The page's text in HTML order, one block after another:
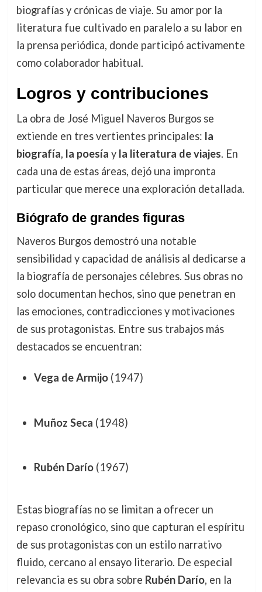
biografías y crónicas de viaje. Su amor por la
literatura fue cultivado en paralelo a su labor en
la prensa periódica, donde participó activamente
como colaborador habitual.
Logros y contribuciones
La obra de José Miguel Naveros Burgos se
extiende en tres vertientes principales: la
biografía, la poesía y la literatura de viajes. En
cada una de estas áreas, dejó una impronta
particular que merece una exploración detallada.
Biógrafo de grandes figuras
Naveros Burgos demostró una notable
sensibilidad y capacidad de análisis al dedicarse a
la biografía de personajes célebres. Sus obras no
solo documentan hechos, sino que penetran en
las emociones, contradicciones y motivaciones
de sus protagonistas. Entre sus trabajos más
destacados se encuentran:
Vega de Armijo(1947)
Muñoz Seca (1948)
Rubén Darío(1967)
Estas biografías no se limitan a ofrecer un
repaso cronológico, sino que capturan el espíritu
de sus protagonistas con un estilo narrativo
fluido, cercano al ensayo literario. De especial
relevancia es su obra sobre Rubén Darío, en la